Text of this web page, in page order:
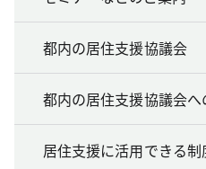
都内の居住支援協議会
都内の居住支援協議会へ
居住支援に活用できる